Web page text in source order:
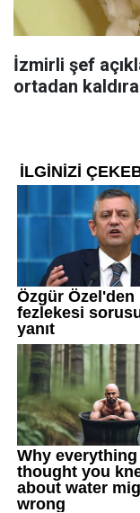
İzmirli şef
ortadan